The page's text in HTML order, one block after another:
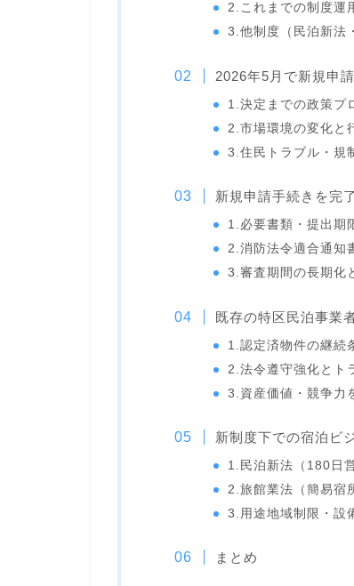
2.これまでの制度運
3.他制度（民泊新法
2026年5月で新規申
1.決定までの政策プ
2.市場環境の変化と
3.住民トラブル・規
新規申請手続きを完
1.必要書類・提出期
2.消防法令適合通知
3.審査期間の長期化
既存の特区民泊事業
1.認定済物件の継続
2.法令遵守強化とト
3.資産価値・競争力
新制度下での宿泊ビ
1.民泊新法（180日
2.旅館業法（簡易宿
3.用途地域制限・設
まとめ